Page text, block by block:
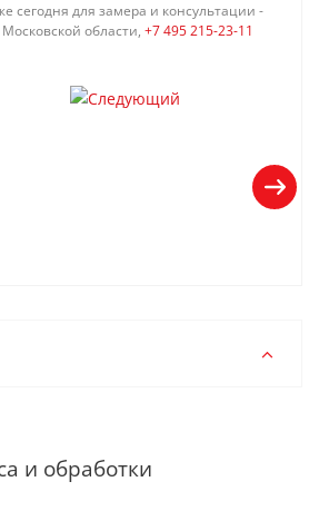
сегодня для замера и консультации -
области, +7 495 215-23-11
и обработки